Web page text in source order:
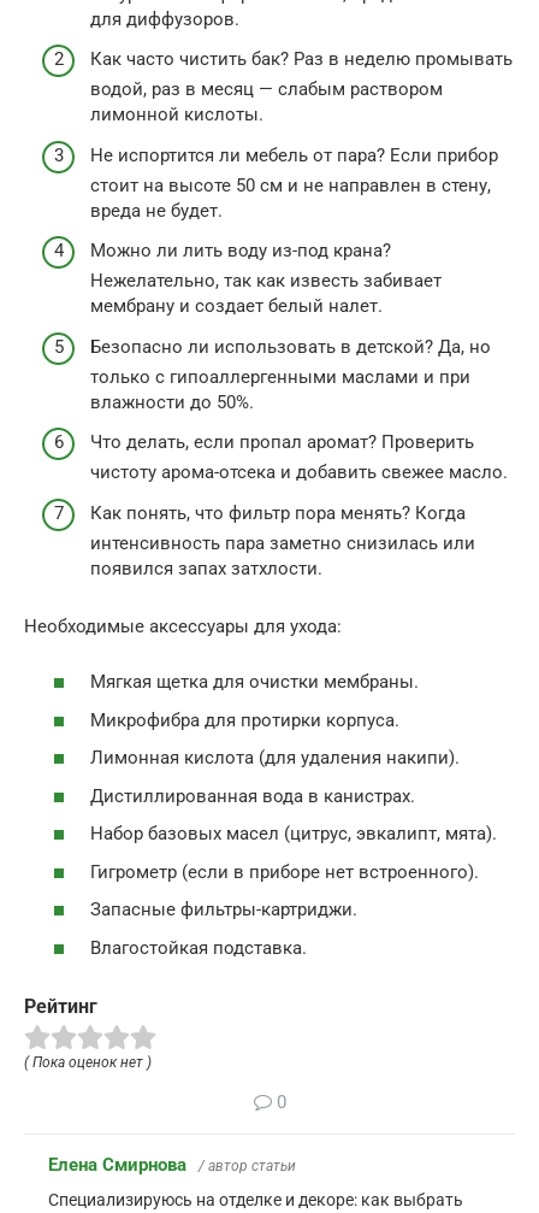
для диффузоров.
Как часто чистить бак? Раз в неделю промывать
водой, раз в месяц — слабым раствором
лимонной кислоты.
Не испортится ли мебель от пара? Если прибор
стоит на высоте 50 см и не направлен в стену,
вреда не будет.
Можно ли лить воду из-под крана?
Нежелательно, так как известь забивает
мембрану и создает белый налет.
Безопасно ли использовать в детской? Да, но
только с гипоаллергенными маслами и при
влажности до 50%.
Что делать, если пропал аромат? Проверить
чистоту арома-отсека и добавить свежее масло.
Как понять, что фильтр пора менять? Когда
интенсивность пара заметно снизилась или
появился запах затхлости.
Необходимые аксессуары для ухода:
Мягкая щетка для очистки мембраны.
Микрофибра для протирки корпуса.
Лимонная кислота (для удаления накипи).
Дистиллированная вода в канистрах.
Набор базовых масел (цитрус, эвкалипт, мята).
Гигрометр (если в приборе нет встроенного).
Запасные фильтры-картриджи.
Влагостойкая подставка.
Рейтинг
( Пока оценок нет )
0
Елена Смирнова / автор статьи
Специализируюсь на отделке и декоре: как выбрать